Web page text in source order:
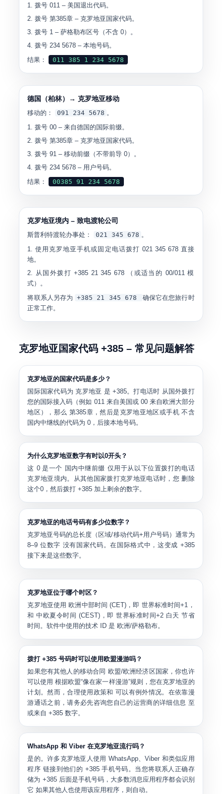
拨号011 – 美国退出代码。
拨号第385章 – 克罗地亚国家代码。
拨号 1 – 萨格勒布区号（不含 0）。
拨号 234 5678 – 本地号码。
结果：
011 385 1 234 5678
德国（柏林）→ 克罗地亚移动
移动的： 091 234 5678 。
拨号00 – 来自德国的国际前缀。
拨号第385章 – 克罗地亚国家代码。
拨号91 – 移动前缀（不带前导 0）。
拨号 234 5678 – 用户号码。
结果：
00385 91 234 5678
克罗地亚境内 – 致电渡轮公司
斯普利特渡轮办事处： 021 345 678 。
使用克罗地亚手机或固定电话拨打 021 345 678直接
地。
从国外拨打+385 21 345 678（或适当的 00/011 模
式）。
将联系人另存为
+385 21 345 678
确保它在您旅行时
正常工作。
克罗地亚国家代码 +385 – 常见问题解答
克罗地亚的国家代码是多少？
国际国家代码为克罗地亚 是 +385。打电话时 从国外拨打
您的国际接入码（例如 011 来自美国或 00来自欧洲大部分
地区），那么 第385章 ，然后是克罗地亚地区或手机 不含
国内中继线的代码为 0，后接本地号码。
为什么克罗地亚数字有时以0开头？
这 0是一个 国内中继前缀 仅用于从以下位置拨打的电话
克罗地亚境内。从其他国家拨打克罗地亚电话时，您删除
这个0 ，然后拨打+385 加上剩余的数字。
克罗地亚的电话号码有多少位数字？
克罗地亚号码的总长度（区域/移动代码+用户号码）通常为
8–9 位数字 没有国家代码。在国际格式中，这变成 +385
接下来是这些数字。
克罗地亚位于哪个时区？
克罗地亚使用欧洲中部时间 (CET) ，即 世界标准时间+1 ，
和中欧夏令时间 (CEST) ，即世界标准时间+2 白天 节省
时间。软件中使用的技术 ID 是欧洲/萨格勒布。
拨打 +385 号码时可以使用欧盟漫游吗？
如果您有其他人的移动合同 欧盟/欧洲经济区国家 ，你也许
可以使用 根据欧盟“像在家一样漫游”规则，您在克罗地亚的
计划。然而，合理使用政策和 可以有例外情况。在依靠漫
游通话之前，请务必先咨询您自己的运营商的详细信息 至
或来自+385 数字。
WhatsApp 和 Viber 在克罗地亚流行吗？
是的。许多克罗地亚人使用 WhatsApp、Viber 和类似应用
程序 链接到他们的 +385 手机号码 。当您将联系人正确存
储为 +385后面是手机号码，大多数消息应用程序都会识别
它 如果其他人也使用该应用程序，则自动。